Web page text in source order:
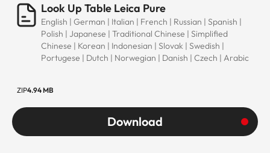
Look Up Table Leica Pure
English | German | Italian | French | Russian | Spanish |
Polish | Japanese | Traditional Chinese | Simplified
Chinese | Korean | Indonesian | Slovak | Swedish |
Portugese | Dutch | Norwegian | Danish | Czech | Arabic
ZIP4.94 MB
Download